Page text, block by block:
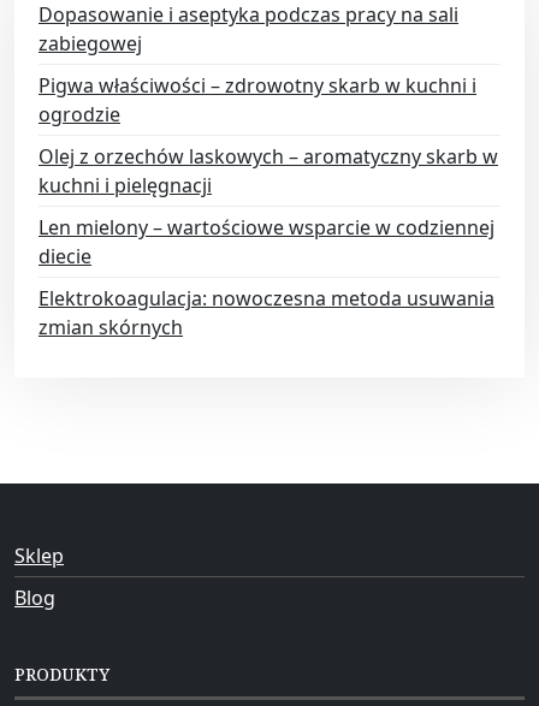
Dopasowanie i aseptyka podczas pracy na sali
zabiegowej
Pigwa właściwości – zdrowotny skarb w kuchni i
ogrodzie
Olej z orzechów laskowych – aromatyczny skarb w
kuchni i pielęgnacji
Len mielony – wartościowe wsparcie w codziennej
diecie
Elektrokoagulacja: nowoczesna metoda usuwania
zmian skórnych
Sklep
Blog
PRODUKTY